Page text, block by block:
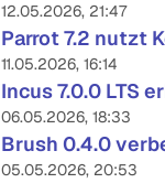
12.05.2026, 21:47
Parrot 7.2 nutzt
11.05.2026, 16:14
Incus 7.0.0 LTS
06.05.2026, 18:33
Brush 0.4.0
05.05.2026, 20:53